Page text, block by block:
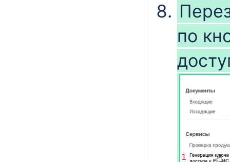
по